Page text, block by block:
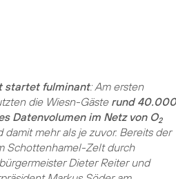
startet fulminant: Am ersten
die Wiesn-Gästerund 40.000
Datenvolumen im Netz von O2
damit mehr als je zuvor. Bereits der
Schottenhamel-Zelt durch
Dieter Reiter und